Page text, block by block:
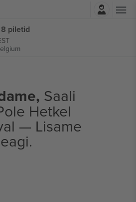
piletid
Saali
Hetkel
— Lisame